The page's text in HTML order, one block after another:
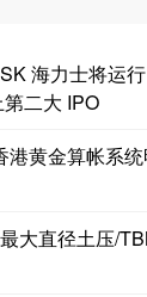
海力士将运
二大 IPO
港黄金算帐系
大直径土压/